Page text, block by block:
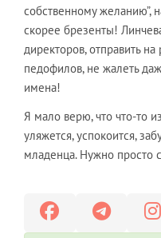
собственному желанию”,
скорее брезенты!
директоров, отправить
педофилов, не жалеть
имена!
Я мало верю, что что-то
уляжется, успокоится,
младенца. Нужно просто